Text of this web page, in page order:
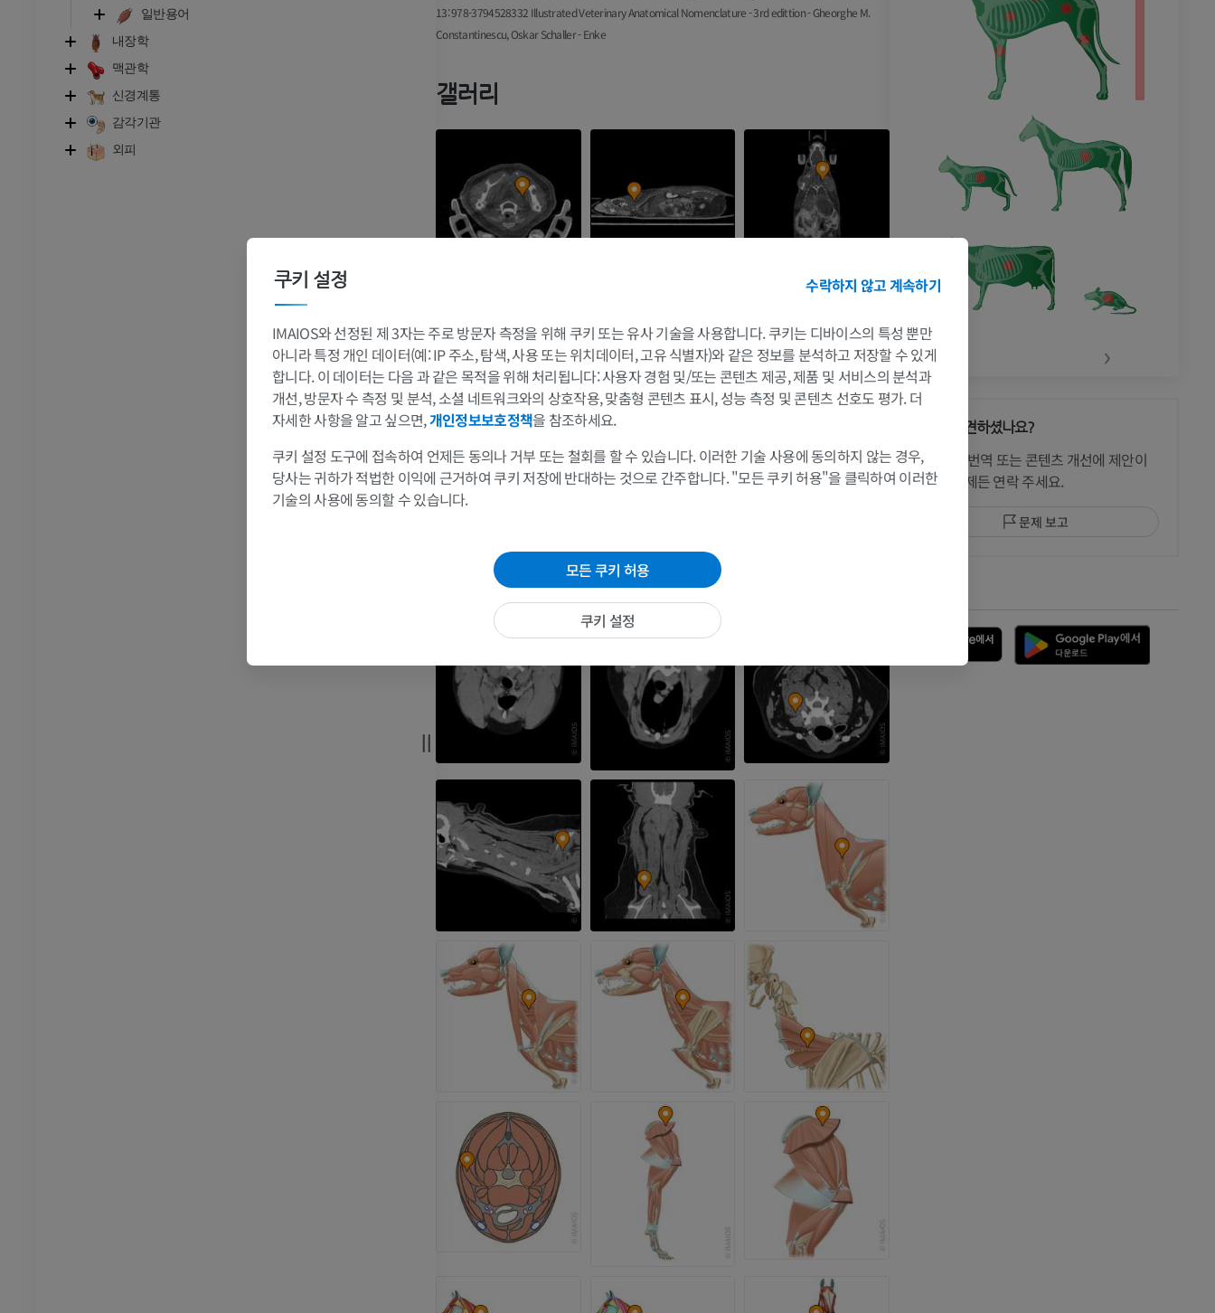
일반용어
내장학
맥관학
신경계통
감각기관
외피
13: 978-3794528332 Illustrated Veterinary Anatomical Nomenclature - 3rd edittion - Gheorghe M.
Constantinescu, Oskar Schaller - Enke
갤러리
복부 - 골반
프리미엄
방사선 사진
CT
프리미엄
말 - 발굽
MRI
프리미엄
말 - 발가락 및 발굽
삽화
프리미엄
말 - 치아
무료
무료
›
문제를 발견하셨나요?
수정이나, 번역 또는 콘텐츠 개선에 제안이
있으면 언제든 연락 주세요.
문제 보고
쿠키 설정 수락하지 않고 계속하기
IMAIOS와 선정된 제 3자는 주로 방문자 측정을 위해 쿠키 또는 유사 기술을 사용합니다. 쿠키는 디바이스의 특성 뿐만
아니라 특정 개인 데이터(예: IP 주소, 탐색, 사용 또는 위치데이터, 고유 식별자)와 같은 정보를 분석하고 저장할 수 있게
합니다. 이 데이터는 다음 과 같은 목적을 위해 처리됩니다: 사용자 경험 및/또는 콘텐츠 제공, 제품 및 서비스의 분석과
개선, 방문자 수 측정 및 분석, 소셜 네트워크와의 상호작용, 맞춤형 콘텐츠 표시, 성능 측정 및 콘텐츠 선호도 평가. 더
자세한 사항을 알고 싶으면,개인정보보호정책을 참조하세요.
쿠키 설정 도구에 접속하여 언제든 동의나 거부 또는 철회를 할 수 있습니다. 이러한 기술 사용에 동의하지 않는 경우,
당사는 귀하가 적법한 이익에 근거하여 쿠키 저장에 반대하는 것으로 간주합니다. "모든 쿠키 허용"을 클릭하여 이러한
기술의 사용에 동의할 수 있습니다.
모든 쿠키 허용
쿠키 설정